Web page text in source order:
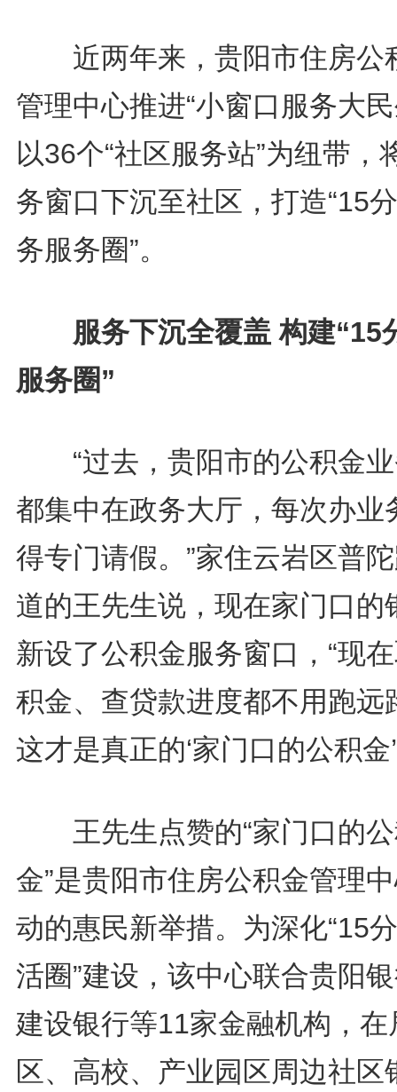
近两年来，贵阳市住房公
管理中心推进“小窗口服务大
以36个“社区服务站”为纽带，
务窗口下沉至社区，打造“15
务服务圈”。
服务下沉全覆盖 构建“15
服务圈”
“过去，贵阳市的公积金业
都集中在政务大厅，每次办业
得专门请假。”家住云岩区普
道的王先生说，现在家门口的
新设了公积金服务窗口，“现
积金、查贷款进度都不用跑远
这才是真正的‘家门口的公积金
王先生点赞的“家门口的
金”是贵阳市住房公积金管理
动的惠民新举措。为深化“15
活圈”建设，该中心联合贵阳
建设银行等11家金融机构，在
区、高校、产业园区周边社区